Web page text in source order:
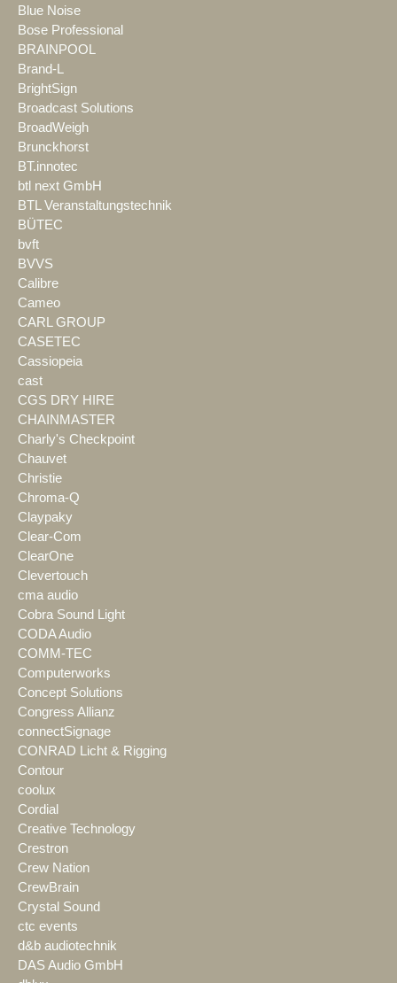
Blue Noise
Bose Professional
BRAINPOOL
Brand-L
BrightSign
Broadcast Solutions
BroadWeigh
Brunckhorst
BT.innotec
btl next GmbH
BTL Veranstaltungstechnik
BÜTEC
bvft
BVVS
Calibre
Cameo
CARL GROUP
CASETEC
Cassiopeia
cast
CGS DRY HIRE
CHAINMASTER
Charly's Checkpoint
Chauvet
Christie
Chroma-Q
Claypaky
Clear-Com
ClearOne
Clevertouch
cma audio
Cobra Sound Light
CODA Audio
COMM-TEC
Computerworks
Concept Solutions
Congress Allianz
connectSignage
CONRAD Licht & Rigging
Contour
coolux
Cordial
Creative Technology
Crestron
Crew Nation
CrewBrain
Crystal Sound
ctc events
d&b audiotechnik
DAS Audio GmbH